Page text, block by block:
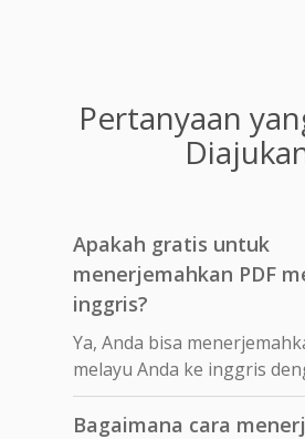
Pertanyaan
Apakah gratis untuk
menerjemahkan PDF
inggris?
Ya, Anda bisa
melayu Anda ke inggris
Bagaimana cara